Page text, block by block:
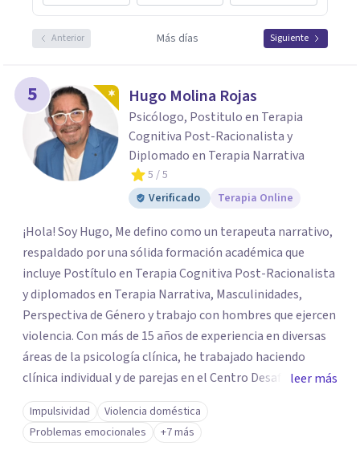
Anterior Más días Siguiente
5 Hugo Molina Rojas
Psicólogo, Postitulo en Terapia
Cognitiva Post-Racionalista y
Diplomado en Terapia Narrativa
5 / 5
Verificado
Terapia Online
¡Hola! Soy Hugo, Me defino como un terapeuta narrativo,
respaldado por una sólida formación académica que
incluye Postítulo en Terapia Cognitiva Post-Racionalista
y diplomados en Terapia Narrativa, Masculinidades,
Perspectiva de Género y trabajo con hombres que ejercen
violencia. Con más de 15 años de experiencia en diversas
áreas de la psicología clínica, he trabajado haciendo
clínica individual y de parejas en el Centro Desafío de
Pareja y el Centro de Diálisis Renacer, coordinando el
Programa de Resocialización Para hombre que ejercen
Violencia contra la Pareja (PRHEVIP) y siendo docente en
leer más
Impulsividad
Violencia doméstica
Problemas emocionales
+7 más